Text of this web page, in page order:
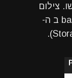
צילום
ושמירת וקריאת תמונת הפרופיל - base64 ב ה-